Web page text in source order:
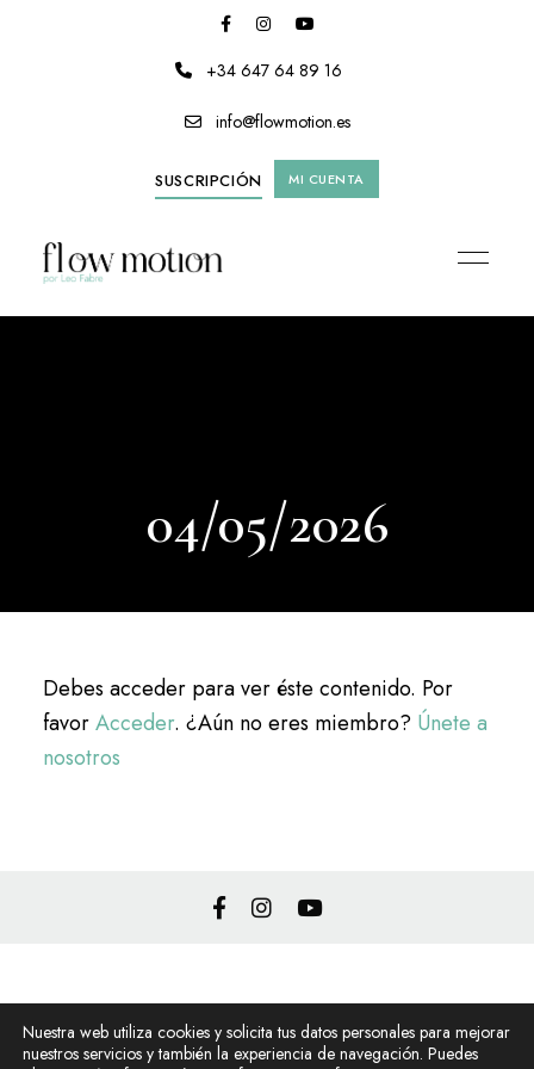
+34 647 64 89 16
info@flowmotion.es
SUSCRIPCIÓN MI CUENTA
04/05/2026
Debes acceder para ver éste contenido. Por
favorAcceder. ¿Aún no eres miembro? Únete a
nosotros
Política de cookies
Nuestra web utiliza cookies y solicita tus datos personales para mejorar
nuestros servicios y también la experiencia de navegación. Puedes